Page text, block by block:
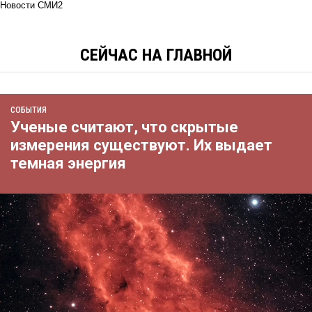
Новости СМИ2
СЕЙЧАС НА ГЛАВНОЙ
СОБЫТИЯ
Ученые считают, что скрытые
измерения существуют. Их выдает
темная энергия